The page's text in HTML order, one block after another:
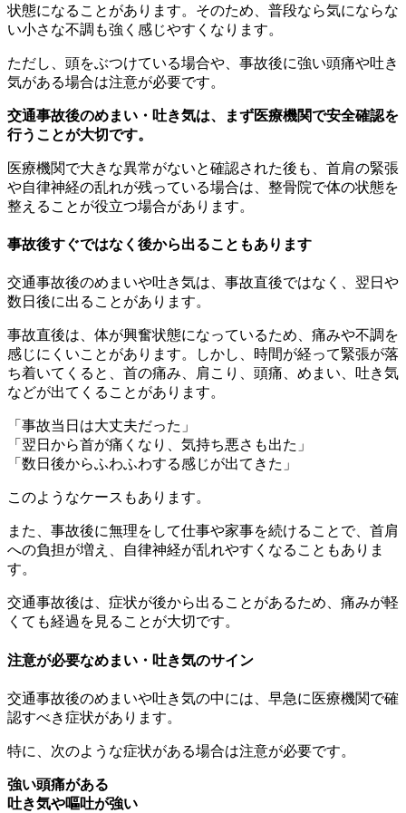
状態になることがあります。そのため、普段なら気にならな
い小さな不調も強く感じやすくなります。
ただし、頭をぶつけている場合や、事故後に強い頭痛や吐き
気がある場合は注意が必要です。
交通事故後のめまい・吐き気は、まず医療機関で安全確認を
行うことが大切です。
医療機関で大きな異常がないと確認された後も、首肩の緊張
や自律神経の乱れが残っている場合は、整骨院で体の状態を
整えることが役立つ場合があります。
事故後すぐではなく後から出ることもあります
交通事故後のめまいや吐き気は、事故直後ではなく、翌日や
数日後に出ることがあります。
事故直後は、体が興奮状態になっているため、痛みや不調を
感じにくいことがあります。しかし、時間が経って緊張が落
ち着いてくると、首の痛み、肩こり、頭痛、めまい、吐き気
などが出てくることがあります。
「事故当日は大丈夫だった」
「翌日から首が痛くなり、気持ち悪さも出た」
「数日後からふわふわする感じが出てきた」
このようなケースもあります。
また、事故後に無理をして仕事や家事を続けることで、首肩
への負担が増え、自律神経が乱れやすくなることもありま
す。
交通事故後は、症状が後から出ることがあるため、痛みが軽
くても経過を見ることが大切です。
注意が必要なめまい・吐き気のサイン
交通事故後のめまいや吐き気の中には、早急に医療機関で確
認すべき症状があります。
特に、次のような症状がある場合は注意が必要です。
強い頭痛がある
吐き気や嘔吐が強い